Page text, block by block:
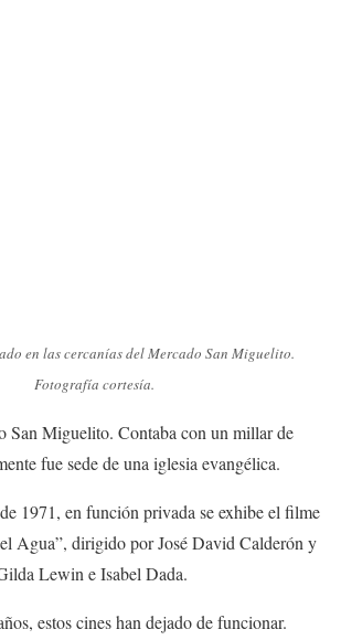
en las cercanías del Mercado San Miguelito.
Fotografía cortesía.
San Miguelito. Contaba con un millar de
fue sede de una iglesia evangélica.
1971, en función privada se exhibe el filme
Agua”, dirigido por José David Calderón y
Lewin e Isabel Dada.
estos cines han dejado de funcionar.